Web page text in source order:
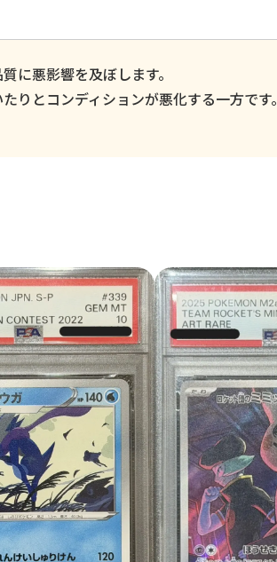
に悪影響を及ぼします。
りとコンディションが悪化する一方です。